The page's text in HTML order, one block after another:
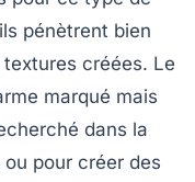
pénètrent bien
créées. Le
marqué mais
dans la
pour créer des